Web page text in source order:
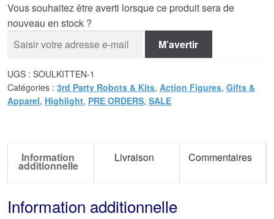
Vous souhaitez être averti lorsque ce produit sera de
nouveau en stock ?
M’avertir
UGS : SOULKITTEN-1
Catégories : 3rd Party Robots & Kits, Action Figures, Gifts &
Apparel, Highlight, PRE ORDERS, SALE
Information
additionnelle
Livraison Commentaires
Information additionnelle